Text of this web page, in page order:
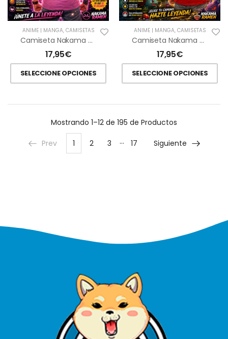
ANIME | MANGA, CAMISETAS
Camiseta Nakama Ramen Majin Boo
17,95€
SELECCIONE OPCIONES
ANIME | MANGA, CAMISETAS
Camiseta Nakama Ramen Yuna Pokémon
17,95€
SELECCIONE OPCIONES
Mostrando 1–12 de 195 de Productos
Prev 1 2 3 … 17 Siguiente